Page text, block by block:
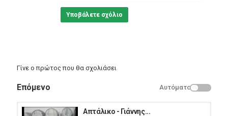
Υποβάλετε σχόλιο
Γίνε ο πρώτος που θα σχολιάσει
Επόμενο Αυτόματο
Απτάλικο - Γιάννης...